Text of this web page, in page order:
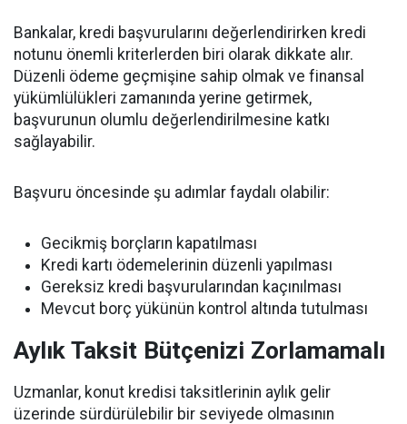
Bankalar, kredi başvurularını değerlendirirken kredi
notunu önemli kriterlerden biri olarak dikkate alır.
Düzenli ödeme geçmişine sahip olmak ve finansal
yükümlülükleri zamanında yerine getirmek,
başvurunun olumlu değerlendirilmesine katkı
sağlayabilir.
Başvuru öncesinde şu adımlar faydalı olabilir:
Gecikmiş borçların kapatılması
Kredi kartı ödemelerinin düzenli yapılması
Gereksiz kredi başvurularından kaçınılması
Mevcut borç yükünün kontrol altında tutulması
Aylık Taksit Bütçenizi Zorlamamalı
Uzmanlar, konut kredisi taksitlerinin aylık gelir
üzerinde sürdürülebilir bir seviyede olmasının